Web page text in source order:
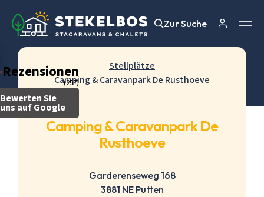
Rezensionen
(257)
Bewerten Sie
uns auf Google
Zur Suche
Zur Suche
Stellplätze
Camping & Caravanpark De Rusthoeve
Camping & Caravanpark De
Rusthoeve
Garderenseweg 168
3881 NE Putten